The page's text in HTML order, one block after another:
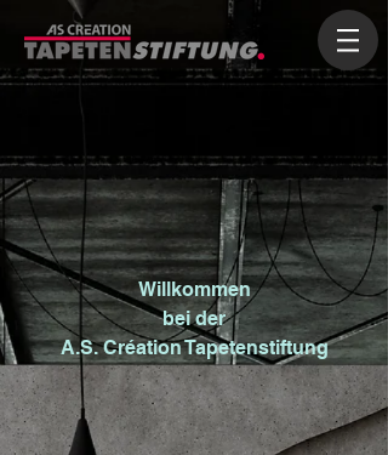
Willkommen
bei der
A.S. Création Tapetenstiftung